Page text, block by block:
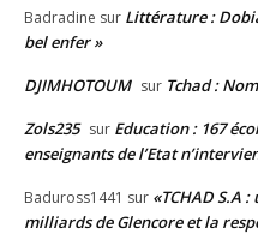
Badradine sur Littérature :
bel enfer »
DJIMHOTOUM sur Tchad :
Zols235 sur Education : 167
enseignants de l’Etat
Baduross1441 sur «TCHAD S.A
milliards de Glencore et la